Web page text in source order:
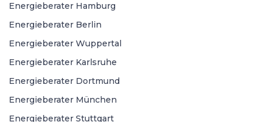
Energieberater Hamburg
Energieberater Berlin
Energieberater Wuppertal
Energieberater Karlsruhe
Energieberater Dortmund
Energieberater München
Energieberater Stuttgart